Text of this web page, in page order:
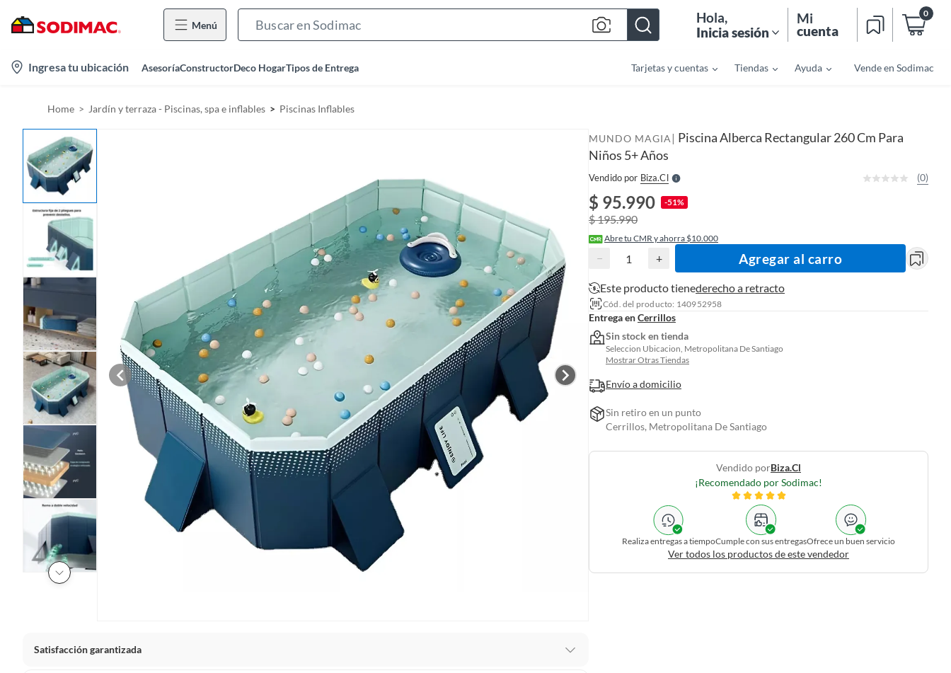
Menú Hola,
Inicia sesión
Mi
cuenta
0
Ingresa tu ubicación AsesoríaConstructorDeco HogarTipos de Entrega Tarjetas y cuentas Tiendas Ayuda Vende en Sodimac
Home Jardín y terraza - Piscinas, spa e inflables Piscinas Inflables
Satisfacción garantizada
MUNDO MAGIA | Piscina Alberca Rectangular 260 Cm Para
Niños 5+ Años
Vendido por Biza.cl S
e
(0)
$ 95.990 -51%
$ 195.990
Abre tu CMR y ahorra $10.000
− + Agregar al carro
Este producto tienederecho a retracto
Cód. del producto: 140952958
Entrega enCerrillos
Sin stock en tienda
Seleccion Ubicacion, Metropolitana De Santiago
Mostrar Otras Tiendas
Envío a domicilio
Sin retiro en un punto
Cerrillos, Metropolitana De Santiago
Vendido porBiza.cl
¡Recomendado por Sodimac!
Realiza entregas a tiempoCumple con sus entregasOfrece un buen servicio
Ver todos los productos de este vendedor